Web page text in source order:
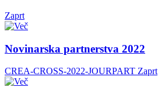
Zaprt
Novinarska partnerstva 2022
CREA-CROSS-2022-JOURPART Zaprt